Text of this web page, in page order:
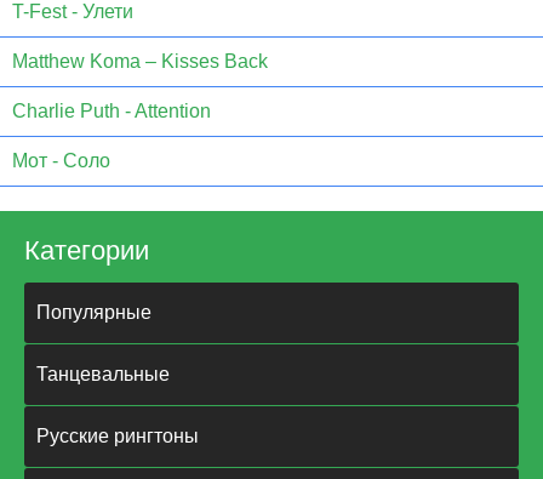
T-Fest - Улети
Matthew Koma – Kisses Back
Charlie Puth - Attention
Мот - Соло
Категории
Популярные
Танцевальные
Русские рингтоны